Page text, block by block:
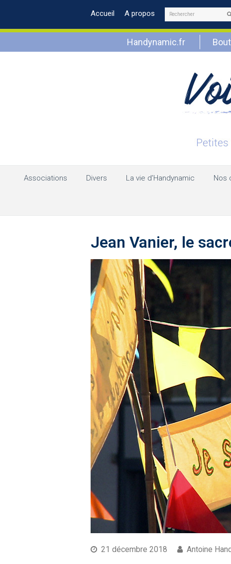
Accueil A propos Rechercher
Handynamic.fr
Associations Divers La vie d’Handynamic Nos
Jean Vanier, le
21 décembre 2018 Antoine